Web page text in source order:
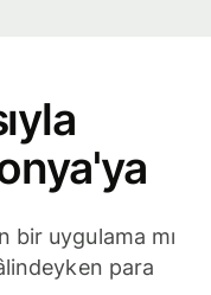
bir uygulama mı
para